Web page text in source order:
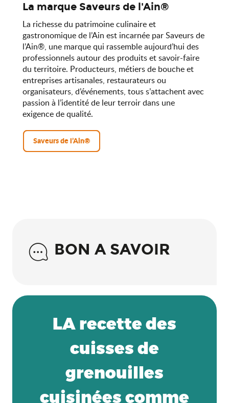
La marque Saveurs de l'Ain®
La richesse du patrimoine culinaire et
gastronomique de l’Ain est incarnée par Saveurs de
l’Ain®, une marque qui rassemble aujourd’hui des
professionnels autour des produits et savoir-faire
du territoire. Producteurs, métiers de bouche et
entreprises artisanales, restaurateurs ou
organisateurs, d’événements, tous s’attachent avec
passion à l’identité de leur terroir dans une
exigence de qualité.
Saveurs de l’Ain®
BON A SAVOIR
LA recette des
cuisses de
grenouilles
cuisinées comme